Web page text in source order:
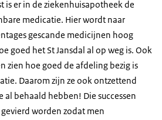
is er in de ziekenhuisapotheek de
medicatie. Hier wordt naar
gescande medicijnen hoog
goed het St Jansdal al op weg is. Ook
zien hoe goed de afdeling bezig is
Daarom zijn ze ook ontzettend
al behaald hebben! Die successen
worden zodat men